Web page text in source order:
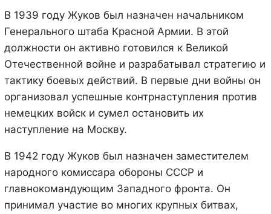
В 1939 году Жуков был назначен начальником
Генерального штаба Красной Армии. В этой
должности он активно готовился к Великой
Отечественной войне и разрабатывал стратегию и
тактику боевых действий. В первые дни войны он
организовал успешные контрнаступления против
немецких войск и сумел остановить их
наступление на Москву.
В 1942 году Жуков был назначен заместителем
народного комиссара обороны СССР и
главнокомандующим Западного фронта. Он
принимал участие во многих крупных битвах,